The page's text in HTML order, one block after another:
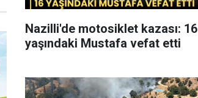
Nazilli'de motosiklet kazası: 16
yaşındaki Mustafa vefat etti